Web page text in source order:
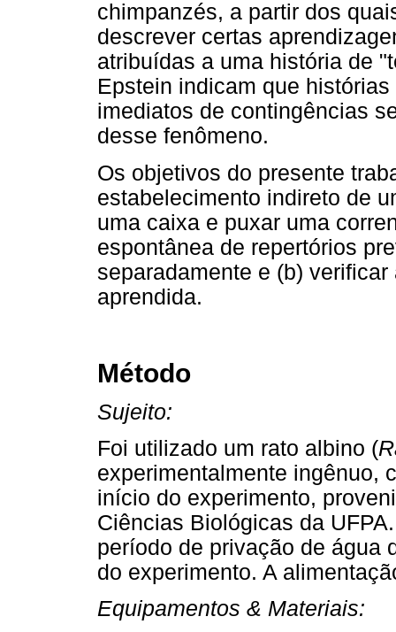
chimpanzés, a partir dos
descrever certas
atribuídas a uma história de
Epstein indicam que
imediatos de contingências
desse fenômeno.
Os objetivos do presente
estabelecimento indireto de
uma caixa e puxar uma
espontânea de repertórios
separadamente e (b)
aprendida.
Método
Sujeito:
Foi utilizado um rato albino (
experimentalmente ingênuo,
início do experimento,
Ciências Biológicas da
período de privação de água
do experimento. A
Equipamentos & Materiais: